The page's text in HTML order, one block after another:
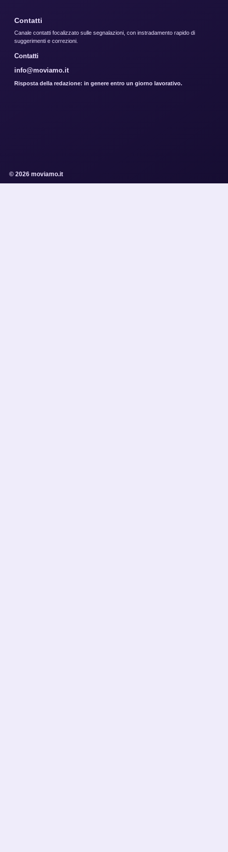
Contatti
Canale contatti focalizzato sulle segnalazioni, con instradamento rapido di
suggerimenti e correzioni.
Contatti
info@moviamo.it
Risposta della redazione: in genere entro un giorno lavorativo.
© 2026 moviamo.it